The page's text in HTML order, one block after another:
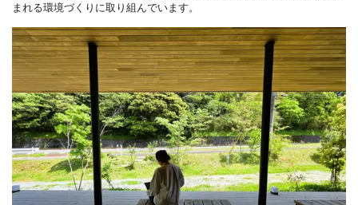
まれる環境づくりに取り組んでいます。